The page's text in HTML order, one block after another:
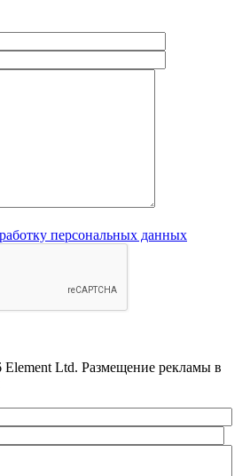
персональных данных
Ltd. Размещение рекламы в